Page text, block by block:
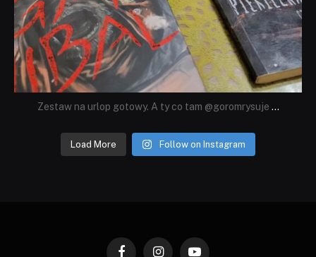
Zestaw na urlop gotowy. A ty co tam @goromrysuje ...
Load More Follow on Instagram